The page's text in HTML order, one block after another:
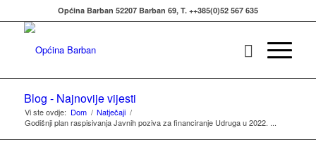
Općina Barban 52207 Barban 69, T. ++385(0)52 567 635
Blog - Najnovije vijesti
Vi ste ovdje: Dom / Natječaji /
Godišnji plan raspisivanja Javnih poziva za financiranje Udruga u 2022. ...